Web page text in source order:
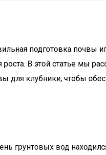
подготовка почвы
В этой статье мы
для клубники, чтобы
грунтовых вод